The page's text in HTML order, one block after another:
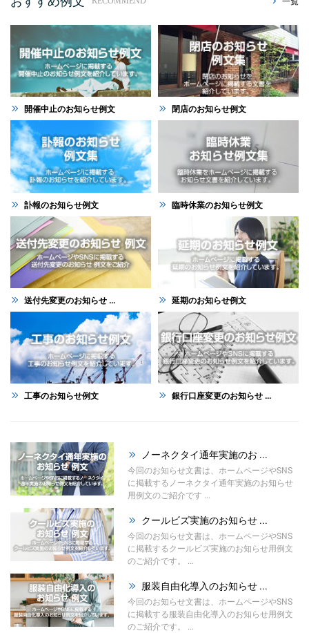
開催中止のお知らせ例文 閉店のお知らせ例文
訃報のお知らせ例文 臨時休業のお知らせ例文
送付先変更のお知らせ ... 延期のお知らせ例文
工事のお知らせ例文 銀行口座変更のお知らせ ...
ノーネクタイ通年実施のお ...
今回のお知らせ文書は、ホームページやSNS
に掲載するノーネクタイ通年実施のお知らせ
用例文のご紹介です ...
クールビズ実施のお知らせ ...
今回のお知らせ文書は、ホームページやSNS
に掲載するクールビズ実施のお知らせ用例文
のご紹介です。 ...
服装自由化導入のお知らせ ...
今回のお知らせ文書は、ホームページやSNS
に掲載する服装自由化導入のお知らせ用例文
のご紹介です。 ...